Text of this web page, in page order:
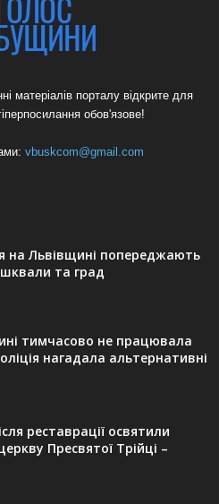
матеріалів порталу відкрите для
обов'язове!
vbuskcom@gmail.com
на Львівщині попереджають
та град
тимчасово не працювала
нагадала альтернативні
реставрації освятили
Пресвятої Трійці –